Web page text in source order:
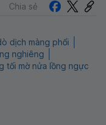
Chia sẻ
dịch màng phổi
nghiêng
tối mờ nửa lồng ngực